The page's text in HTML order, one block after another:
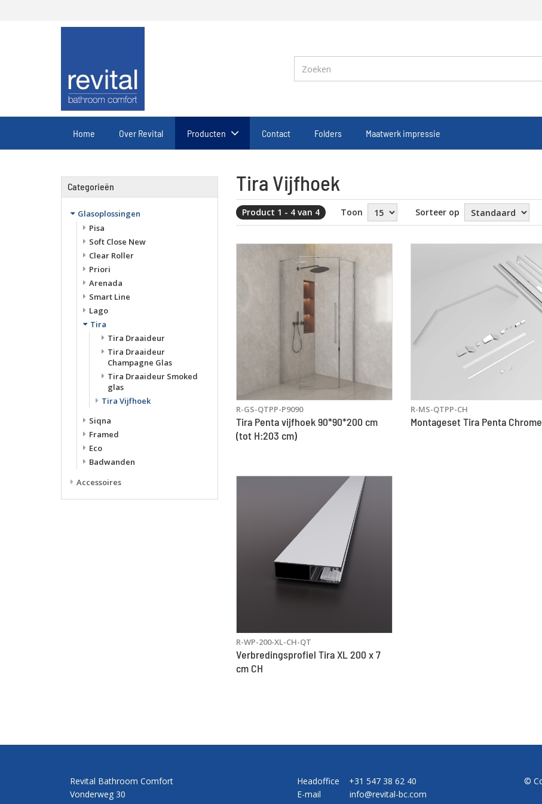
Home Over Revital Producten Contact Folders Maatwerk impressie
Categorieën
Glasoplossingen
Pisa
Soft Close New
Clear Roller
Priori
Arenada
Smart Line
Lago
Tira
Tira Draaideur
Tira Draaideur
Champagne Glas
Tira Draaideur Smoked
glas
Tira Vijfhoek
Siqna
Framed
Eco
Badwanden
Accessoires
Tira Vijfhoek
Product 1 - 4 van 4 Toon Sorteer op
Tira Penta vijfhoek 90*90*200 cm
(tot H:203 cm)
R-GS-QTPP-P9090
Montageset Tira Penta Chrome
R-MS-QTPP-CH
Verbredingsprofiel Tira XL 200 x 7
cm CH
R-WP-200-XL-CH-QT
Revital Bathroom Comfort
Vonderweg 30
Headoffice +31 547 38 62 40
E-mail info@revital-bc.com
©